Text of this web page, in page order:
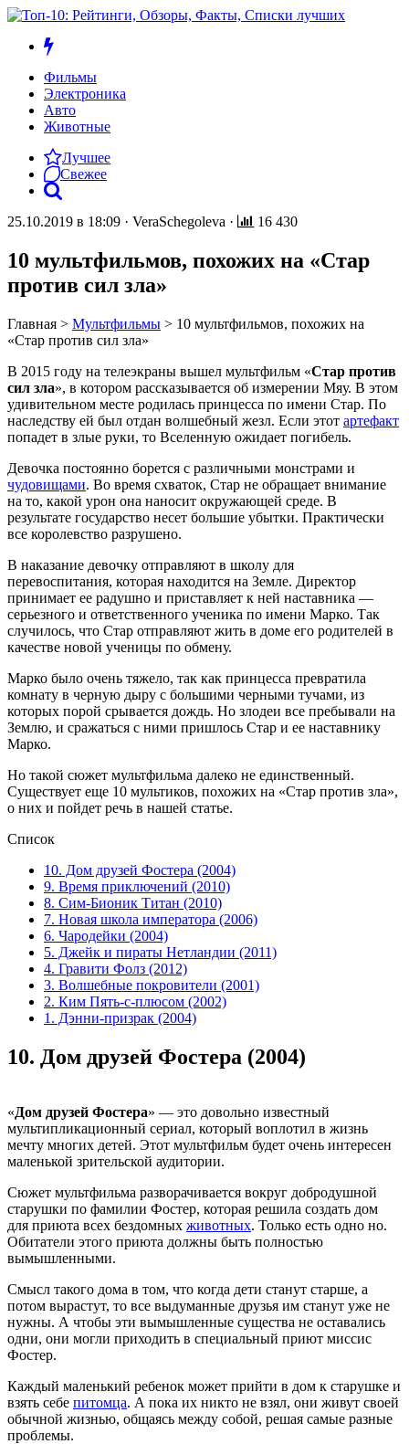
Фильмы
Электроника
Авто
Животные
Лучшее
Свежее
25.10.2019 в 18:09 · VeraSchegoleva · 16 430
10 мультфильмов, похожих на «Стар
против сил зла»
Главная > Мультфильмы > 10 мультфильмов, похожих на
«Стар против сил зла»
В 2015 году на телеэкраны вышел мультфильм «Стар против
сил зла», в котором рассказывается об измерении Мяу. В этом
удивительном месте родилась принцесса по имени Стар. По
наследству ей был отдан волшебный жезл. Если этот артефакт
попадет в злые руки, то Вселенную ожидает погибель.
Девочка постоянно борется с различными монстрами и
чудовищами. Во время схваток, Стар не обращает внимание
на то, какой урон она наносит окружающей среде. В
результате государство несет большие убытки. Практически
все королевство разрушено.
В наказание девочку отправляют в школу для
перевоспитания, которая находится на Земле. Директор
принимает ее радушно и приставляет к ней наставника —
серьезного и ответственного ученика по имени Марко. Так
случилось, что Стар отправляют жить в доме его родителей в
качестве новой ученицы по обмену.
Марко было очень тяжело, так как принцесса превратила
комнату в черную дыру с большими черными тучами, из
которых порой срывается дождь. Но злодеи все пребывали на
Землю, и сражаться с ними пришлось Стар и ее наставнику
Марко.
Но такой сюжет мультфильма далеко не единственный.
Существует еще 10 мультиков, похожих на «Стар против зла»,
о них и пойдет речь в нашей статье.
Список
10. Дом друзей Фостера (2004)
9. Время приключений (2010)
8. Сим-Бионик Титан (2010)
7. Новая школа императора (2006)
6. Чародейки (2004)
5. Джейк и пираты Нетландии (2011)
4. Гравити Фолз (2012)
3. Волшебные покровители (2001)
2. Ким Пять-с-плюсом (2002)
1. Дэнни-призрак (2004)
10. Дом друзей Фостера (2004)
«Дом друзей Фостера» — это довольно известный
мультипликационный сериал, который воплотил в жизнь
мечту многих детей. Этот мультфильм будет очень интересен
маленькой зрительской аудитории.
Сюжет мультфильма разворачивается вокруг добродушной
старушки по фамилии Фостер, которая решила создать дом
для приюта всех бездомных животных. Только есть одно но.
Обитатели этого приюта должны быть полностью
вымышленными.
Смысл такого дома в том, что когда дети станут старше, а
потом вырастут, то все выдуманные друзья им станут уже не
нужны. А чтобы эти вымышленные существа не оставались
одни, они могли приходить в специальный приют миссис
Фостер.
Каждый маленький ребенок может прийти в дом к старушке и
взять себе питомца. А пока их никто не взял, они живут своей
обычной жизнью, общаясь между собой, решая самые разные
проблемы.